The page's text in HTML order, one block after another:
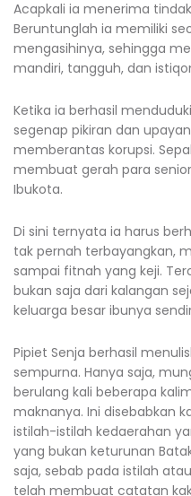
Acapkali ia menerima
Beruntunglah ia memiliki
mengasihinya, sehingga
mandiri, tangguh, dan
Ketika ia berhasil
segenap pikiran dan
memberantas korupsi.
membuat gerah para
Ibukota.
Di sini ternyata ia harus
tak pernah terbayangkan,
sampai fitnah yang keji.
bukan saja dari kalangan
keluarga besar ibunya
Pipiet Senja berhasil
sempurna. Hanya saja,
berulang kali beberapa
maknanya. Ini disebabkan
istilah-istilah kedaerahan
yang bukan keturunan
saja, sebab pada istilah
telah membuat catatan